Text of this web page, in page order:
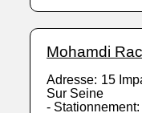
Mohamdi
Adresse: 15
Sur Seine
-